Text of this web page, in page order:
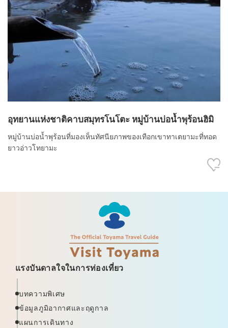
อุทยานแห่งชาติคาบสมุทรโนโตะ หมู่บ้านบ่อน้ำพุร้อนฮิมิ
หมู่บ้านบ่อน้ำพุร้อนที่มองเห็นทัศนียภาพของเทือกเขาทาเตยามะที่ทอด
ยาวอ่าวโทยามะ
แรงบันดาลใจในการท่องเที่ยว
บทความพิเศษ
ข้อมูลภูมิอากาศและฤดูกาล
แผนการเดินทาง